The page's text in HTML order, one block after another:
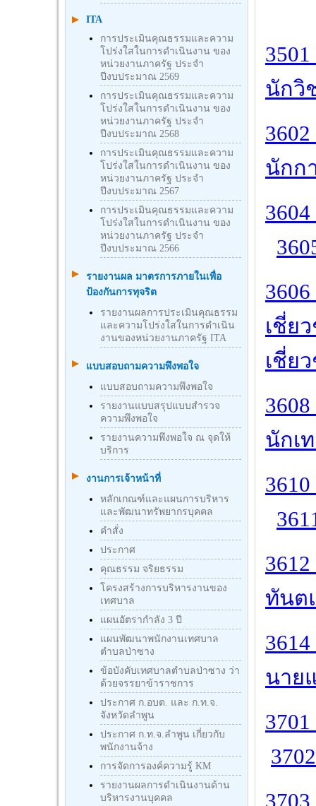
ITA
การประเมินคุณธรรมและความ
โปร่งใสในการดำเนินงาน ของ
หน่วยงานภาครัฐ ประจำ
ปีงบประมาณ 2569
การประเมินคุณธรรมและความ
โปร่งใสในการดำเนินงาน ของ
หน่วยงานภาครัฐ ประจำ
ปีงบประมาณ 2568
การประเมินคุณธรรมและความ
โปร่งใสในการดำเนินงาน ของ
หน่วยงานภาครัฐ ประจำ
ปีงบประมาณ 2567
การประเมินคุณธรรมและความ
โปร่งใสในการดำเนินงาน ของ
หน่วยงานภาครัฐ ประจำ
ปีงบประมาณ 2566
รายงานผล มาตรการภายในเพื่อ
ป้องกันการทุจริต
รายงานผลการประเมินคุณธรรม
และความโปร่งใสในการดำเนิน
งานของหน่วยงานภาครัฐ ITA
แบบสอบถามความพึงพอใจ
แบบสอบถามความพึงพอใจ
รายงานแบบสรุปแบบสำรวจ
ความพึงพอใจ
รายงานความพึงพอใจ ณ จุดให้
บริการ
งานการเจ้าหน้าที่
หลักเกณฑ์และแผนการบริหาร
และพัฒนาทรัพยากรบุคคล
คำสั่ง
ประกาศ
คุณธรรม จริยธรรม
โครงสร้างการบริหารงานของ
เทศบาล
แผนอัตรากำลัง 3 ปี
แผนพัฒนาพนักงานเทศบาล
ตำบลป่าซาง
ข้อบังคับเทศบาลตำบลป่าซาง ว่า
ด้วยจรรยาข้าราชการ
ประกาศ ก.อบต. และ ก.ท.จ.
จังหวัดลำพูน
ประกาศ ก.ท.จ.ลำพูน เกี่ยวกับ
พนักงานจ้าง
การจัดการองค์ความรู้ KM
รายงานผลการดำเนินงานด้าน
บริหารงานบุคคล
นักวิ
นักก
เชี่ย
เชี่ย
นักเ
ทันต
นาย